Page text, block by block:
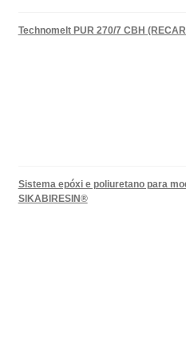
Technomelt PUR 270/7 CBH
Sistema epóxi e poliuretano para
SIKABIRESIN®